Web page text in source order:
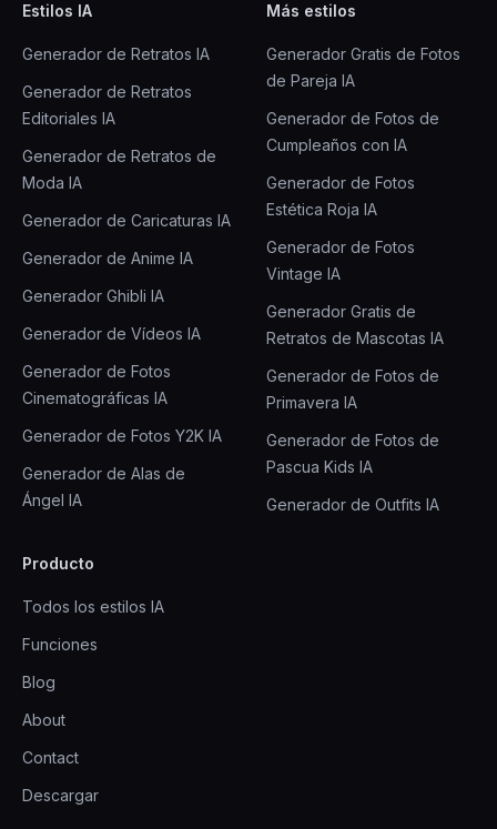
Estilos IA
Generador de Retratos IA
Generador de Retratos
Editoriales IA
Generador de Retratos de
Moda IA
Generador de Caricaturas IA
Generador de Anime IA
Generador Ghibli IA
Generador de Vídeos IA
Generador de Fotos
Cinematográficas IA
Generador de Fotos Y2K IA
Generador de Alas de
Ángel IA
Más estilos
Generador Gratis de Fotos
de Pareja IA
Generador de Fotos de
Cumpleaños con IA
Generador de Fotos
Estética Roja IA
Generador de Fotos
Vintage IA
Generador Gratis de
Retratos de Mascotas IA
Generador de Fotos de
Primavera IA
Generador de Fotos de
Pascua Kids IA
Generador de Outfits IA
Producto
Todos los estilos IA
Funciones
Blog
About
Contact
Descargar